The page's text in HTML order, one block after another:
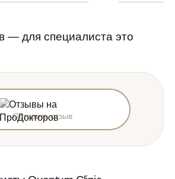
— для специалиста это
Оставить отзыв